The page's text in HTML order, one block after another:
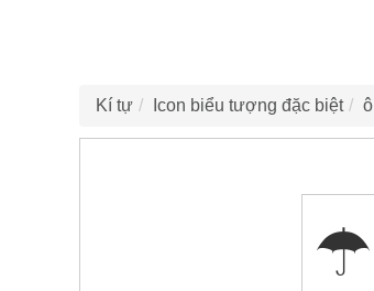
Kí tự Icon biểu tượng đặc biệt ô
☂